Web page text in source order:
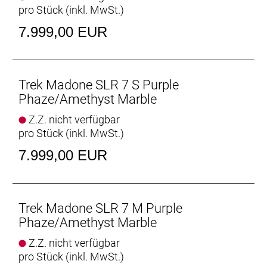
Antrieb, der sich individuell programmieren lässt,
während das verbaute, weit verbreitete
Universalschaltauge (UDH) die
Aeolus Pro 51 Carbonlaufrädern und einer
einteiligen Trek Aero RSL Lenker/Vorbau-Einheit.
Das Madone SLR 7 Gen 8 ist ein wahnsinnig
leichtes Aero-Rennrad, das dich am Renntag
garantiert nicht im Stich lässt. Sein Rahmen aus
unserem besten 900 Series OCLV Carbon hält das
- Die revolutionären Full System Foil Rohrprofile
sorgen für einen extrem schnellen Look und
verleihen dem gesamten Bike eine bislang
unerreichte aerodynamische Effizienz.
- Der unglaublich leichte Rahmen aus unserem
pro Stück (inkl. MwSt.)
7.999,00 EUR
Trek Madone SLR 7 S Purple
Phaze/Amethyst Marble
Z.Z. nicht verfügbar
pro Stück (inkl. MwSt.)
7.999,00 EUR
Trek Madone SLR 7 M Purple
Phaze/Amethyst Marble
Z.Z. nicht verfügbar
pro Stück (inkl. MwSt.)